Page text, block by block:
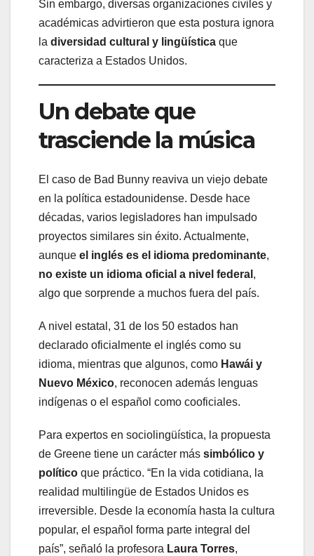
Sin embargo, diversas organizaciones civiles y
académicas advirtieron que esta postura ignora
la diversidad cultural y lingüística que
caracteriza a Estados Unidos.
Un debate que
trasciende la música
El caso de Bad Bunny reaviva un viejo debate
en la política estadounidense. Desde hace
décadas, varios legisladores han impulsado
proyectos similares sin éxito. Actualmente,
aunque el inglés es el idioma predominante,
no existe un idioma oficial a nivel federal ,
algo que sorprende a muchos fuera del país.
A nivel estatal, 31 de los 50 estados han
declarado oficialmente el inglés como su
idioma, mientras que algunos, como Hawái y
Nuevo México, reconocen además lenguas
indígenas o el español como cooficiales.
Para expertos en sociolingüística, la propuesta
de Greene tiene un carácter más simbólico y
político que práctico. “En la vida cotidiana, la
realidad multilingüe de Estados Unidos es
irreversible. Desde la economía hasta la cultura
popular, el español forma parte integral del
país”, señaló la profesora Laura Torres,